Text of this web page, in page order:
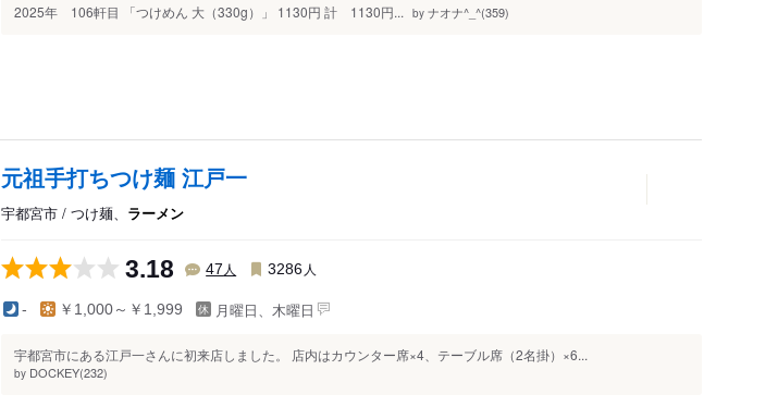
2025年 106軒目 「つけめん 大（330g）」 1130円 計 1130円... by ナオナ^_^(359)
元祖手打ちつけ麺 江戸一
宇都宮市 / つけ麺、 ラーメン
3.18 47 人 3286 人
- ￥1,000～￥1,999 月曜日、木曜日
宇都宮市にある江戸一さんに初来店しました。 店内はカウンター席×4、テーブル席（2名掛）×6...
by DOCKEY(232)